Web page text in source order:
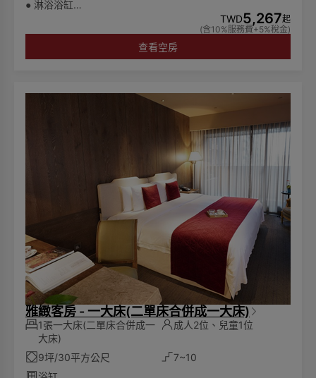
● 淋浴浴缸
● 可入住兩位成人及一位6歲以下兒童
🌏為響應環保愛護地球，客房內僅提供毛巾、沐浴乳、洗髮
乳，潤髮乳，身體乳、洗手乳，而不再陳列其他一次性備
TWD5,267起
(含10%服務費+5%稅金)
查看空房
雅緻客房 - 一大床(二單床合併成一大床)
1張一大床(二單床合併成一
大床)
成人2位、兒童1位
9坪/30平方公尺
7~10